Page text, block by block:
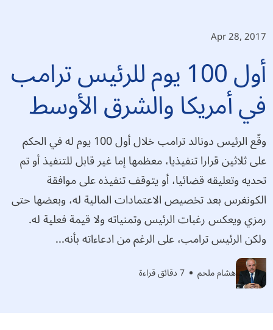
Apr 28, 2017
أول 100 يوم للرئيس ترامب
في أمريكا والشرق الأوسط
وقّع الرئيس دونالد ترامب خلال أول 100 يوم له في الحكم
على ثلاثين قرارا تنفيذيا، معظمها إما غير قابل للتنفيذ أو تم
تحديه وتعليقه قضائيا، أو يتوقف تنفيذه على موافقة
الكونغرس بعد تخصيص الاعتمادات المالية له، وبعضها حتى
رمزي ويعكس رغبات الرئيس وتمنياته ولا قيمة فعلية له.
ولكن الرئيس ترامب، على الرغم من ادعاءاته بأنه...
هشام ملحم 7 دقائق قراءة